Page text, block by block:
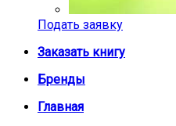
Подать заявку
Заказать книгу
Бренды
Главная